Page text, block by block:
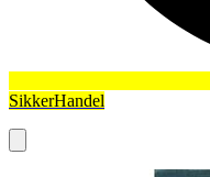
SikkerHandel